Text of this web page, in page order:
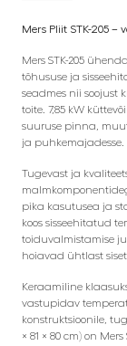
Mers Pliit STK-205 –
Mers STK-205
tõhususe ja
seadmes nii soojust
toite. 7,85 kW
suuruse pinna,
ja puhkemajadesse.
Tugevast ja
pika kasutusea ja
koos sisseehitatud
toiduvalmistamise
hoiavad ühtlast
Keraamiline
vastupidav
konstruktsioonile,
× 81 × 80 cm) on